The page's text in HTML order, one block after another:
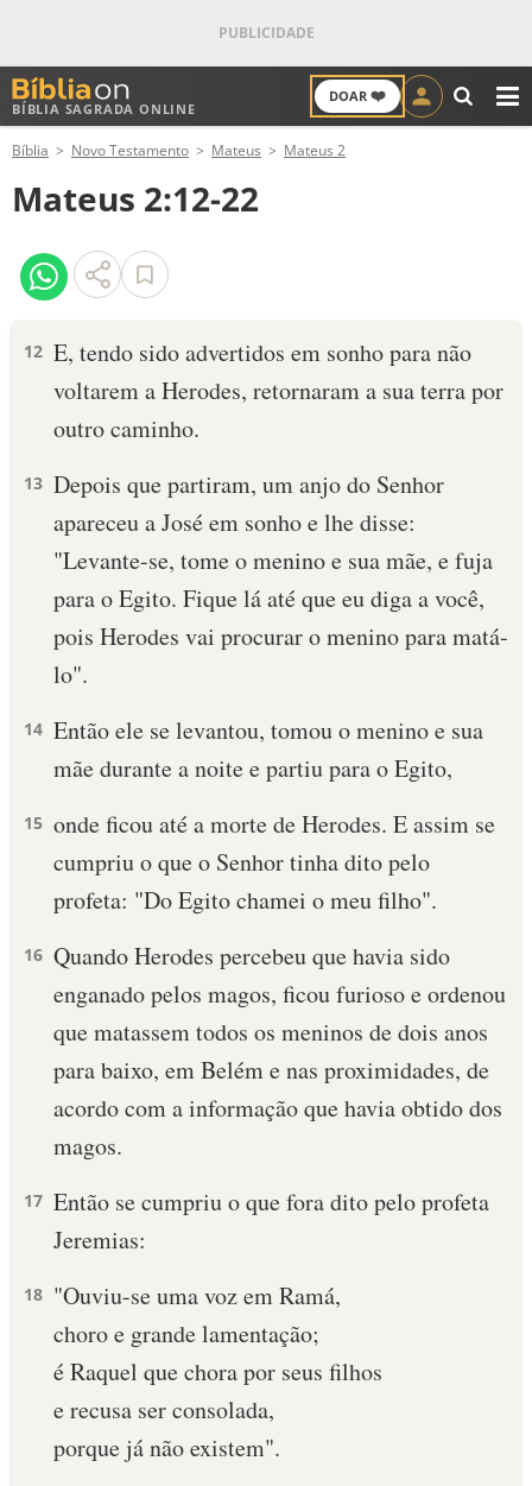
BÍBLIA SAGRADA ONLINE
DOAR ❤️
ANTIGO TESTAMENTO
NOVO TESTAMENTO
VERSÍCULOS
PALAVRA DO DIA
DEVOCIONAL DIÁRIO
10 MANDAMENTOS
ESTUDOS BÍBLICOS
TEMAS
PERGUNTE À BÍBLIA IA
TERMO BÍBLICO
LOJA BÍBLIAON
Bíblia Novo Testamento Mateus Mateus 2
Mateus 2:12-22
12 E, tendo sido advertidos em sonho para não
voltarem a Herodes, retornaram a sua terra por
outro caminho.
13 Depois que partiram, um anjo do Senhor
apareceu a José em sonho e lhe disse:
"Levante-se, tome o menino e sua mãe, e fuja
para o Egito. Fique lá até que eu diga a você,
pois Herodes vai procurar o menino para matá-
lo".
14 Então ele se levantou, tomou o menino e sua
mãe durante a noite e partiu para o Egito,
15 onde ficou até a morte de Herodes. E assim se
cumpriu o que o Senhor tinha dito pelo
profeta: "Do Egito chamei o meu filho".
16 Quando Herodes percebeu que havia sido
enganado pelos magos, ficou furioso e ordenou
que matassem todos os meninos de dois anos
para baixo, em Belém e nas proximidades, de
acordo com a informação que havia obtido dos
magos.
17 Então se cumpriu o que fora dito pelo profeta
Jeremias:
18 "Ouviu-se uma voz em Ramá,
choro e grande lamentação;
é Raquel que chora por seus filhos
e recusa ser consolada,
porque já não existem".